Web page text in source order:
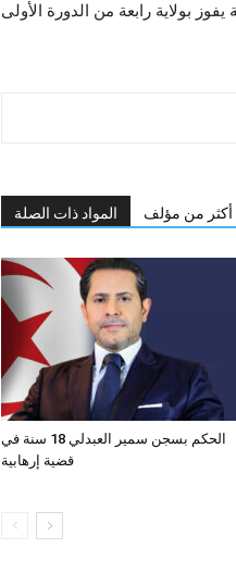
يفوز بولاية رابعة من الدورة الأولى
المواد ذات الصلة أكثر من مؤلف
الحكم بسجن سمير العبدلي 18 سنة في
قضية إرهابية